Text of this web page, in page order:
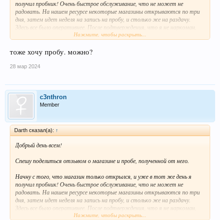
В завершение, хочу поблагодарить магазин и его команду за отличное
обслуживание и доверие. Удачи и стабильности вам!
Спасибо всем за внимание!
получил пробник! Очень быстрое обслуживание, что не может не
радовать. На нашем ресурсе некоторые магазины открываются по три
дня, затем идет неделя на запись на пробу, и столько же на раздачу.
Здесь все было оперативнее. После подтверждения, что я не наркоман,
мне выдали адрес в личные сообщения и пожелали удачи. Выехал с другом
оказалось очень удобно.
Ехал долго, сначала на пароме, затем на оленях, и наконец, место
было сделано отлично.
Упаковка простая: изолента и один зип-пакет. Нужно было бы два зипа,
немного просыпалось. Вещество синее, в камнях, вес 0,6 грамма —
довольно щедро для пробы.
Употреблял, как обычно, через сигареты. Вещество плавится нормально и
быстро. Эффект пришел мгновенно: легкая дрожь, повышенная
присутствовало, но умеренно.
Разделил пробу с другом, он был доволен.
В завершение, хочу поблагодарить магазин и его команду за отличное
обслуживание и доверие. Удачи и стабильности вам!
Спасибо всем за внимание!
Нажмите, чтобы раскрыть...
тоже хочу пробу. можно?
28 мар 2024
c3nthron
Member
Darth сказал(а): ↑
Добрый день всем!
Спешу поделиться отзывом о магазине и пробе, полученной от него.
Начну с того, что магазин только открылся, и уже в тот же день я
получил пробник! Очень быстрое обслуживание, что не может не
радовать. На нашем ресурсе некоторые магазины открываются по три
дня, затем идет неделя на запись на пробу, и столько же на раздачу.
Здесь все было оперативнее. После подтверждения, что я не наркоман,
мне выдали адрес в личные сообщения и пожелали удачи. Выехал с другом
Нажмите, чтобы раскрыть...